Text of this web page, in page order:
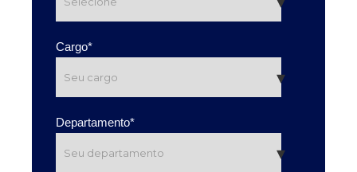
Cargo*
Departamento*